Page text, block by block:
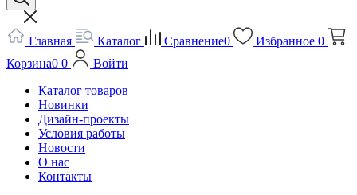
Главная Каталог Сравнение0 Избранное 0
Корзина0 0
Войти
Каталог товаров
Новинки
Дизайн-проекты
Условия работы
Новости
О нас
Контакты